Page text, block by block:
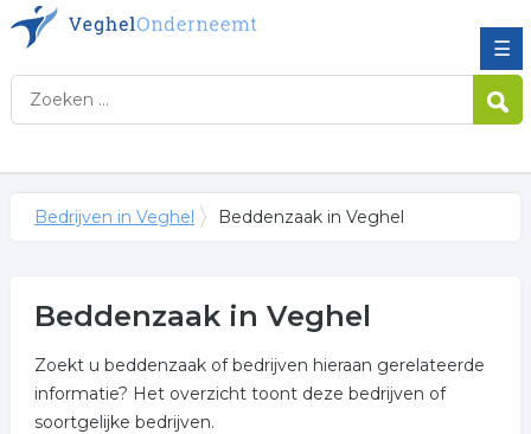
☰
Bedrijven in Veghel Beddenzaak in Veghel
Beddenzaak in Veghel
Zoekt u beddenzaak of bedrijven hieraan gerelateerde
informatie? Het overzicht toont deze bedrijven of
soortgelijke bedrijven.